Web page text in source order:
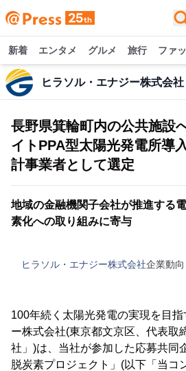
新着 エンタメ グルメ 旅行 ファ
ヒラソル・エナジー株式会社
長野県箕輪町内の公共施設
イトPPA型太陽光発電所導
計事業者として選定
地域の金融機関子会社が推進する
素化への取り組みに寄与
ヒラソル・エナジー株式会社企業動向
100年続く太陽光発電の実現を目
ー株式会社(東京都文京区、代表取
社」)は、当社が参加した応募共同
脱炭素プロジェクト」(以下「当コ